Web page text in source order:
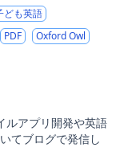
ども英語
PDF
Oxford Owl
ルアプリ開発や英語
てブログで発信し